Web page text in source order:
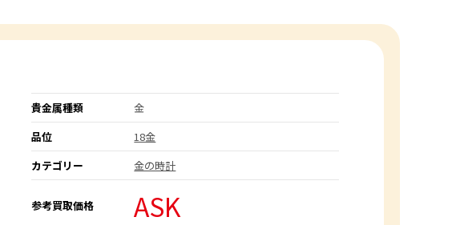
貴金属種類
金
品位
18金
カテゴリー
金の時計
参考買取価格 ASK